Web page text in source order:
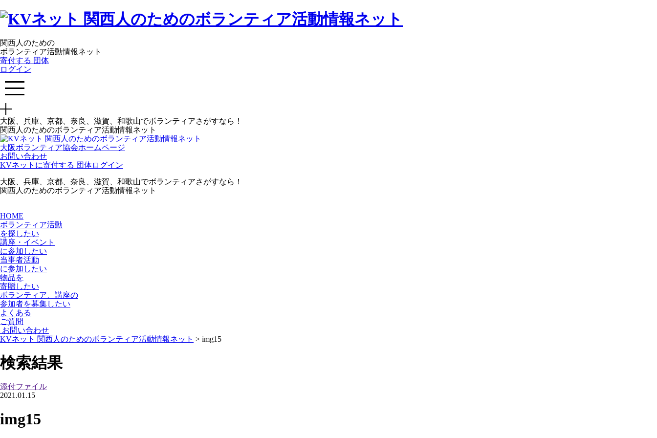
関西人のための
ボランティア活動情報ネット
寄付する 団体
ログイン
大阪、兵庫、京都、奈良、滋賀、和歌山でボランティアさがすなら！
関西人のためのボランティア活動情報ネット
大阪ボランティア協会ホームページ
お問い合わせ
KVネットに寄付する 団体ログイン
大阪、兵庫、京都、奈良、滋賀、和歌山でボランティアさがすなら！
関西人のためのボランティア活動情報ネット
HOME
ボランティア活動
を探したい
講座・イベント
に参加したい
当事者活動
に参加したい
物品を
寄贈したい
ボランティア、講座の
参加者を募集したい
よくある
ご質問
お問い合わせ
KVネット 関西人のためのボランティア活動情報ネット > img15
検索結果
添付ファイル
2021.01.15
img15